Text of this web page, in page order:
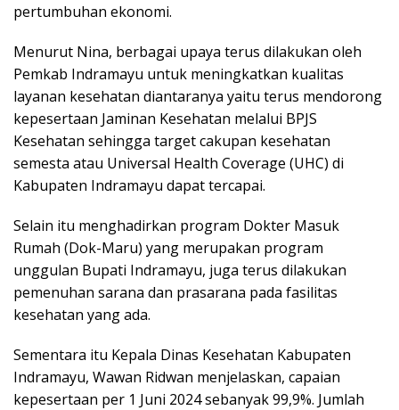
pertumbuhan ekonomi.
Menurut Nina, berbagai upaya terus dilakukan oleh
Pemkab Indramayu untuk meningkatkan kualitas
layanan kesehatan diantaranya yaitu terus mendorong
kepesertaan Jaminan Kesehatan melalui BPJS
Kesehatan sehingga target cakupan kesehatan
semesta atau Universal Health Coverage (UHC) di
Kabupaten Indramayu dapat tercapai.
Selain itu menghadirkan program Dokter Masuk
Rumah (Dok-Maru) yang merupakan program
unggulan Bupati Indramayu, juga terus dilakukan
pemenuhan sarana dan prasarana pada fasilitas
kesehatan yang ada.
Sementara itu Kepala Dinas Kesehatan Kabupaten
Indramayu, Wawan Ridwan menjelaskan, capaian
kepesertaan per 1 Juni 2024 sebanyak 99,9%. Jumlah